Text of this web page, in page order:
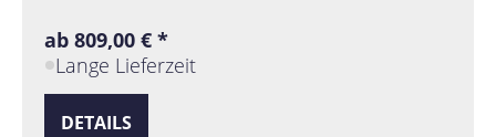
ab 809,00 € *
Lange Lieferzeit
DETAILS